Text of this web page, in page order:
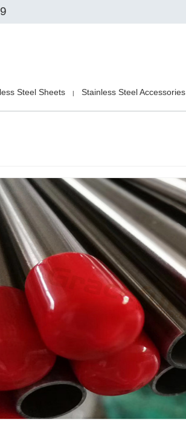
Steel Sheets | Stainless Steel Accessories